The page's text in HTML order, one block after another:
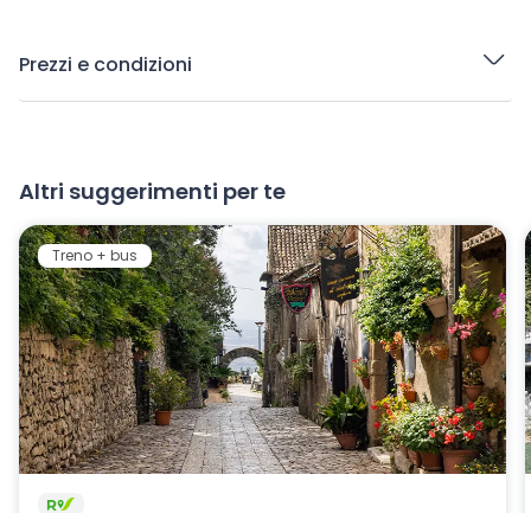
Prezzi e condizioni
Altri suggerimenti per te
Treno + bus